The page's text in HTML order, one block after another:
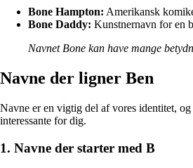
Bone Hampton: Amerikansk
Bone Daddy: Kunstnernavn for en
Navnet Bone kan have mange
Navne der ligner Ben
Navne er en vigtig del af vores identitet,
interessante for dig.
1. Navne der starter med B